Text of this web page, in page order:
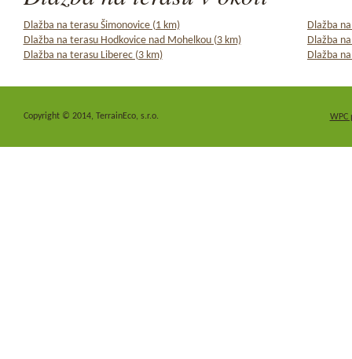
Dlažba na terasu Šimonovice (1 km)
Dlažba
Dlažba na terasu Hodkovice nad Mohelkou (3 km)
Dlažba
Dlažba na terasu Liberec (3 km)
Dlažba
WPC
Copyright © 2014, TerrainEco, s.r.o.